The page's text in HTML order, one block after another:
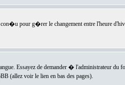
pour g�rer le changement entre l'heure
Essayez de demander � l'administrateur du
(allez voir le lien en bas des pages).